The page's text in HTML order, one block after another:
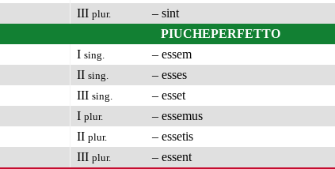
III plur.
– sint
PIUCHEPERFETTO
I sing.
– essem
II sing.
– esses
III sing.
– esset
I plur.
– essemus
II plur.
– essetis
III plur.
– essent